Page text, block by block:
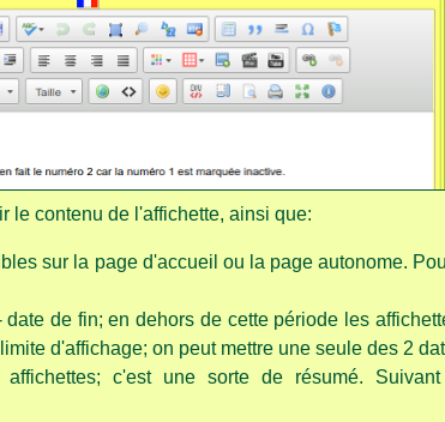
le contenu de l'affichette, ainsi que:
sur la page d'accueil ou la page autonome.
de fin; en dehors de cette période les
d'affichage; on peut mettre une seule des 2
c'est une sorte de résumé.